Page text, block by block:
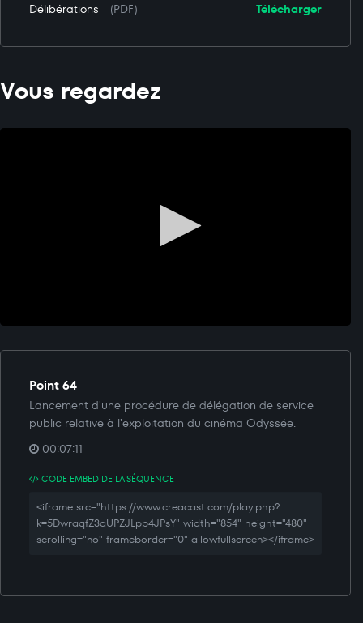
Télécharger
Délibérations (PDF)
Vous regardez
Point 64
Lancement d'une procédure de délégation de service
public relative à l'exploitation du cinéma Odyssée.
00:07:11
CODE EMBED DE LA SÉQUENCE
<iframe src="https://www.creacast.com/play.php?
k=5DwraqfZ3aUPZJLpp4JPsY" width="854" height="480"
scrolling="no" frameborder="0" allowfullscreen></iframe>